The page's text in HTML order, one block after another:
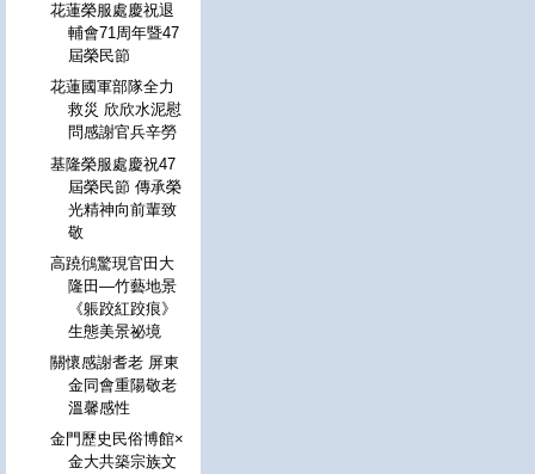
花蓮榮服處慶祝退
輔會71周年暨47
屆榮民節
花蓮國軍部隊全力
救災 欣欣水泥慰
問感謝官兵辛勞
基隆榮服處慶祝47
屆榮民節 傳承榮
光精神向前輩致
敬
高蹺鴴驚現官田大
隆田—竹藝地景
《躼跤紅跤痕》
生態美景祕境
關懷感謝耆老 屏東
金同會重陽敬老
溫馨感性
金門歷史民俗博館×
金大共築宗族文